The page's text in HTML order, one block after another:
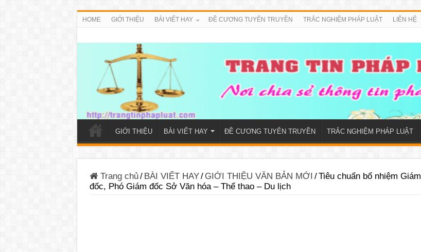
HOME GIỚI THIỆU BÀI VIẾT HAY ĐỀ CƯƠNG TUYÊN TRUYỀN TRẮC NGHIỆM PHÁP LUẬT LIÊN HỆ
GIỚI THIỆU BÀI VIẾT HAY ĐỀ CƯƠNG TUYÊN TRUYỀN TRẮC NGHIỆM PHÁP LUẬT
Trang chủ/ BÀI VIẾT HAY/ GIỚI THIỆU VĂN BẢN MỚI /Tiêu chuẩn bổ nhiệm Giám
đốc, Phó Giám đốc Sở Văn hóa – Thể thao – Du lịch